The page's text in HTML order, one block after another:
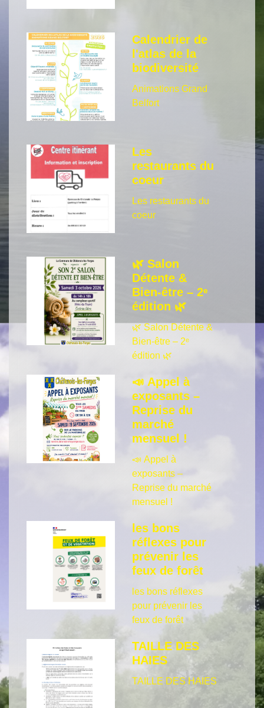
Calendrier de
l'atlas de la
biodiversité
Animations Grand
Belfort
Les
restaurants du
coeur
Les restaurants du
coeur
🌿 Salon
Détente &
Bien-être – 2ᵉ
édition 🌿
🌿 Salon Détente &
Bien-être – 2ᵉ
édition 🌿
📣 Appel à
exposants –
Reprise du
marché
mensuel !
📣 Appel à
exposants –
Reprise du marché
mensuel !
les bons
réflexes pour
prévenir les
feux de forêt
les bons réflexes
pour prévenir les
feux de forêt
TAILLE DES
HAIES
TAILLE DES HAIES